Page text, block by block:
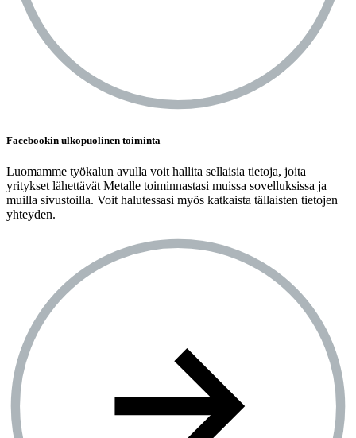
Facebookin ulkopuolinen toiminta
Luomamme työkalun avulla voit hallita sellaisia tietoja, joita
yritykset lähettävät Metalle toiminnastasi muissa sovelluksissa ja
muilla sivustoilla. Voit halutessasi myös katkaista tällaisten tietojen
yhteyden.